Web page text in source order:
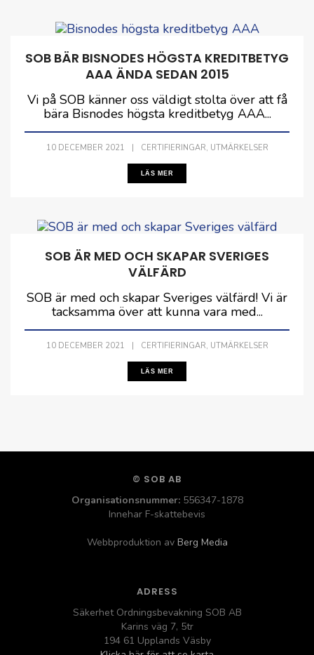
SOB BÄR BISNODES HÖGSTA KREDITBETYG
AAA ÄNDA SEDAN 2015
Vi på SOB känner oss väldigt stolta över att få
bära Bisnodes högsta kreditbetyg AAA...
10 DECEMBER 2021 CERTIFIERINGAR, UTMÄRKELSER
LÄS MER
SOB ÄR MED OCH SKAPAR SVERIGES
VÄLFÄRD
SOB är med och skapar Sveriges välfärd! Vi är
tacksamma över att kunna vara med...
10 DECEMBER 2021 CERTIFIERINGAR, UTMÄRKELSER
LÄS MER
© SOB AB
Organisationsnummer:556347-1878
Innehar F-skattebevis
Webbproduktion av Berg Media
ADRESS
Säkerhet Ordningsbevakning SOB AB
Karins väg 7, 5tr
194 61 Upplands Väsby